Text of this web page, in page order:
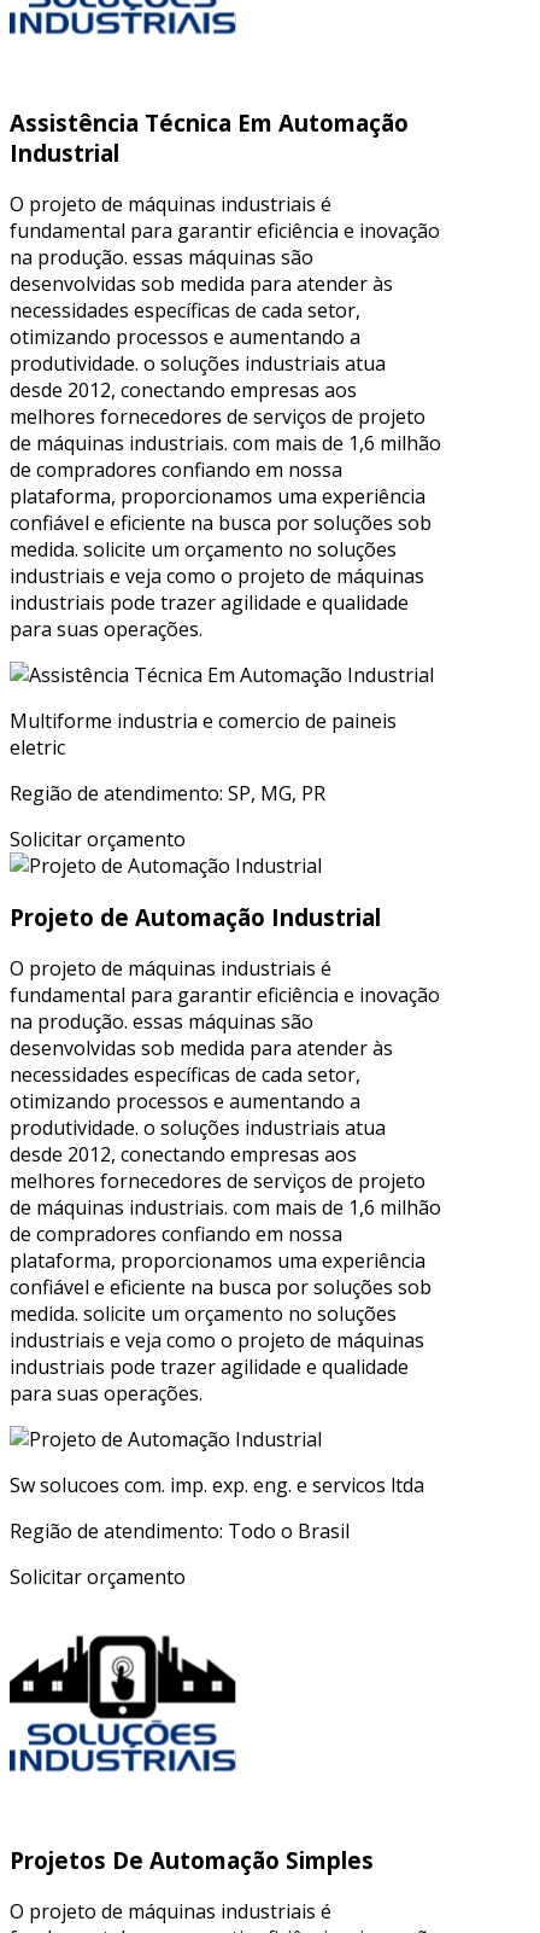
Assistência Técnica Em Automação
Industrial
O projeto de máquinas industriais é
fundamental para garantir eficiência e inovação
na produção. essas máquinas são
desenvolvidas sob medida para atender às
necessidades específicas de cada setor,
otimizando processos e aumentando a
produtividade. o soluções industriais atua
desde 2012, conectando empresas aos
melhores fornecedores de serviços de projeto
de máquinas industriais. com mais de 1,6 milhão
de compradores confiando em nossa
plataforma, proporcionamos uma experiência
confiável e eficiente na busca por soluções sob
medida. solicite um orçamento no soluções
industriais e veja como o projeto de máquinas
industriais pode trazer agilidade e qualidade
para suas operações.
Multiforme industria e comercio de paineis
eletric
Região de atendimento: SP, MG, PR
Solicitar orçamento
Projeto de Automação Industrial
O projeto de máquinas industriais é
fundamental para garantir eficiência e inovação
na produção. essas máquinas são
desenvolvidas sob medida para atender às
necessidades específicas de cada setor,
otimizando processos e aumentando a
produtividade. o soluções industriais atua
desde 2012, conectando empresas aos
melhores fornecedores de serviços de projeto
de máquinas industriais. com mais de 1,6 milhão
de compradores confiando em nossa
plataforma, proporcionamos uma experiência
confiável e eficiente na busca por soluções sob
medida. solicite um orçamento no soluções
industriais e veja como o projeto de máquinas
industriais pode trazer agilidade e qualidade
para suas operações.
Sw solucoes com. imp. exp. eng. e servicos ltda
Região de atendimento: Todo o Brasil
Solicitar orçamento
Projetos De Automação Simples
O projeto de máquinas industriais é